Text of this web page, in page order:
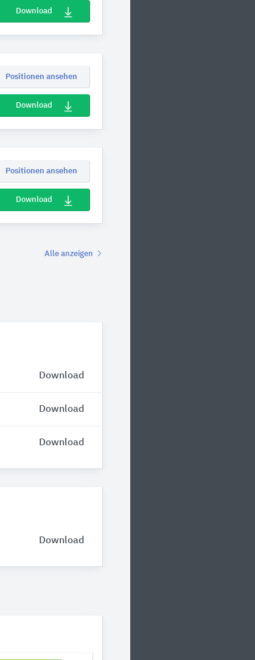
Download
Positionen ansehen
Download
Positionen ansehen
Download
Alle anzeigen
Download
Download
Download
Download